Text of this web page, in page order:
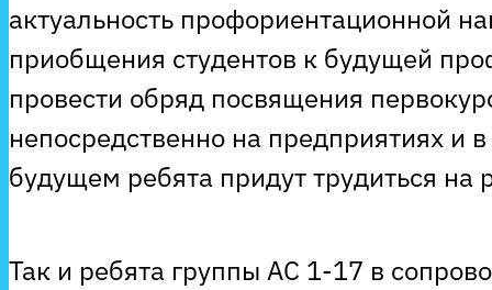
актуальность профориентационной
приобщения студентов к будущей
провести обряд посвящения
непосредственно на предприятиях и
будущем ребята придут трудиться на
Так и ребята группы АС 1-17 в